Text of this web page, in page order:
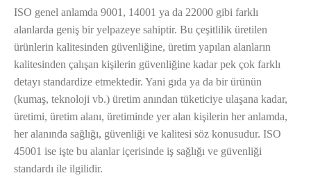
ISO genel anlamda 9001, 14001 ya da 22000 gibi farklı
alanlarda geniş bir yelpazeye sahiptir. Bu çeşitlilik üretilen
ürünlerin kalitesinden güvenliğine, üretim yapılan alanların
kalitesinden çalışan kişilerin güvenliğine kadar pek çok farklı
detayı standardize etmektedir. Yani gıda ya da bir ürünün
(kumaş, teknoloji vb.) üretim anından tüketiciye ulaşana kadar,
üretimi, üretim alanı, üretiminde yer alan kişilerin her anlamda,
her alanında sağlığı, güvenliği ve kalitesi söz konusudur. ISO
45001 ise işte bu alanlar içerisinde iş sağlığı ve güvenliği
standardı ile ilgilidir.